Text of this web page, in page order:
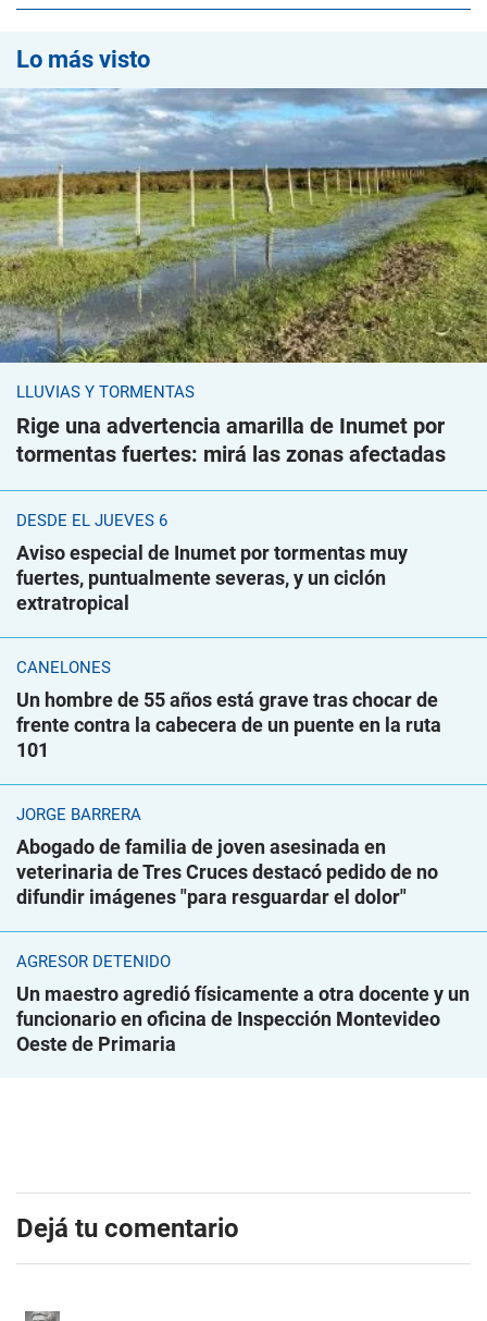
Lo más visto
LLUVIAS Y TORMENTAS
Rige una advertencia amarilla de Inumet por
tormentas fuertes: mirá las zonas afectadas
DESDE EL JUEVES 6
Aviso especial de Inumet por tormentas muy
fuertes, puntualmente severas, y un ciclón
extratropical
CANELONES
Un hombre de 55 años está grave tras chocar de
frente contra la cabecera de un puente en la ruta
101
JORGE BARRERA
Abogado de familia de joven asesinada en
veterinaria de Tres Cruces destacó pedido de no
difundir imágenes "para resguardar el dolor"
AGRESOR DETENIDO
Un maestro agredió físicamente a otra docente y un
funcionario en oficina de Inspección Montevideo
Oeste de Primaria
Dejá tu comentario